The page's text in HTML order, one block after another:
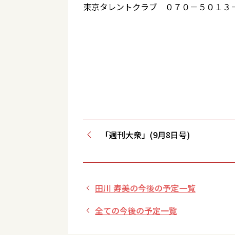
東京タレントクラブ ０７０－５０１３
「週刊大衆」(9月8日号)
田川 寿美の今後の予定一覧
全ての今後の予定一覧